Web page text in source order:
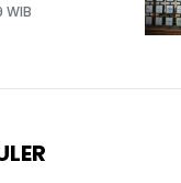
WIB